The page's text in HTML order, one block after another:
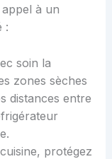
à un
:
soin la
zones sèches
distances entre
protégez